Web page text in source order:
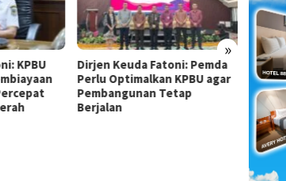
»
KPBU
Dirjen Keuda Fatoni: Pemda
Perlu Optimalkan KPBU agar
Pembangunan Tetap
Berjalan